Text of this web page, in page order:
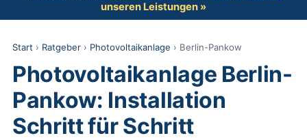
unseren Leistungen »
Start › Ratgeber › Photovoltaikanlage › Berlin-Pankow
Photovoltaikanlage Berlin-
Pankow: Installation
Schritt für Schritt